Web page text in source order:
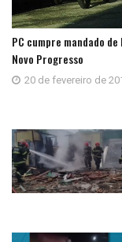
PC cumpre mandado
Novo Progresso
20 de fevereiro de